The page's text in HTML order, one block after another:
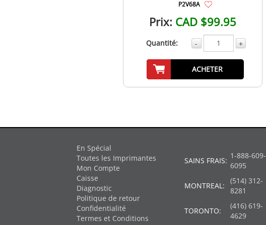
P2V68A
Prix: CAD $99.95
Quantité: - +
ACHETER
En Spécial
Toutes les Imprimantes
Mon Compte
Caisse
Diagnostic
Politique de retour
Confidentialité
Termes et Conditions
SAINS FRAIS:
1-888-609-
6095
MONTREAL:
(514) 312-
8281
TORONTO:
(416) 619-
4629